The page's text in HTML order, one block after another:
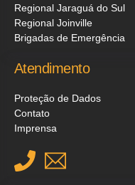
Regional Jaraguá do Sul
Regional Joinville
Brigadas de Emergência
Atendimento
Proteção de Dados
Contato
Imprensa